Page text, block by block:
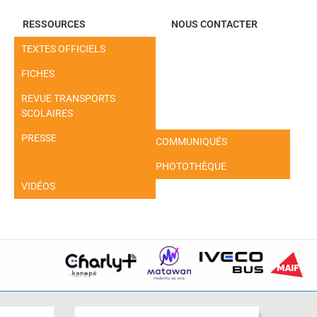
RESSOURCES
TEXTES OFFICIELS
FICHES
REVUE TRANSPORTS
SCOLAIRES
PRESSE COMMUNIQUÉS
PHOTOTHÈQUE
VIDÉOS
NOUS CONTACTER